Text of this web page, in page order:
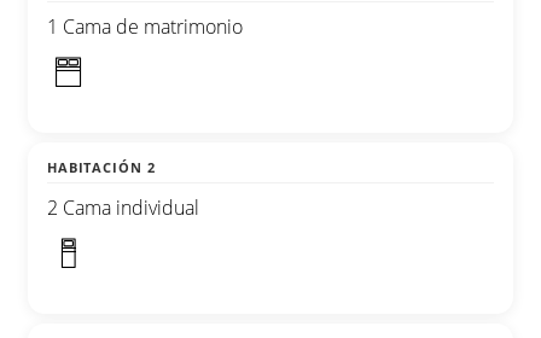
1 Cama de matrimonio
HABITACIÓN 2
2 Cama individual